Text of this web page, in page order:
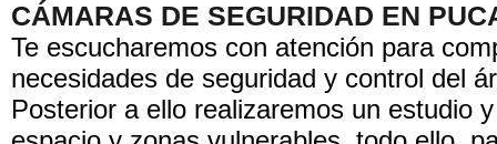
CÁMARAS DE SEGURIDAD EN
Te escucharemos con atención para
necesidades de seguridad y control del
Posterior a ello realizaremos un estudio